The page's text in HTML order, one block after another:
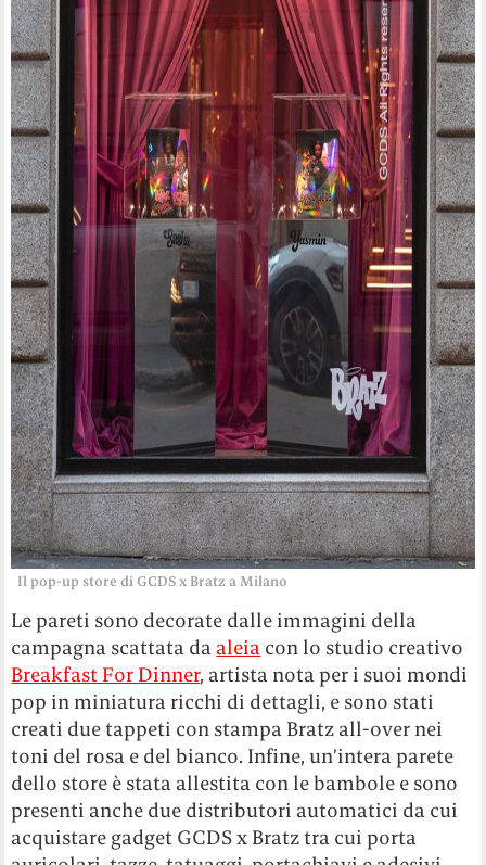
Il pop-up store di GCDS x Bratz a Milano
Le pareti sono decorate dalle immagini della
campagna scattata da aleia con lo studio creativo
Breakfast For Dinner, artista nota per i suoi mondi
pop in miniatura ricchi di dettagli, e sono stati
creati due tappeti con stampa Bratz all-over nei
toni del rosa e del bianco. Infine, un’intera parete
dello store è stata allestita con le bambole e sono
presenti anche due distributori automatici da cui
acquistare gadget GCDS x Bratz tra cui porta